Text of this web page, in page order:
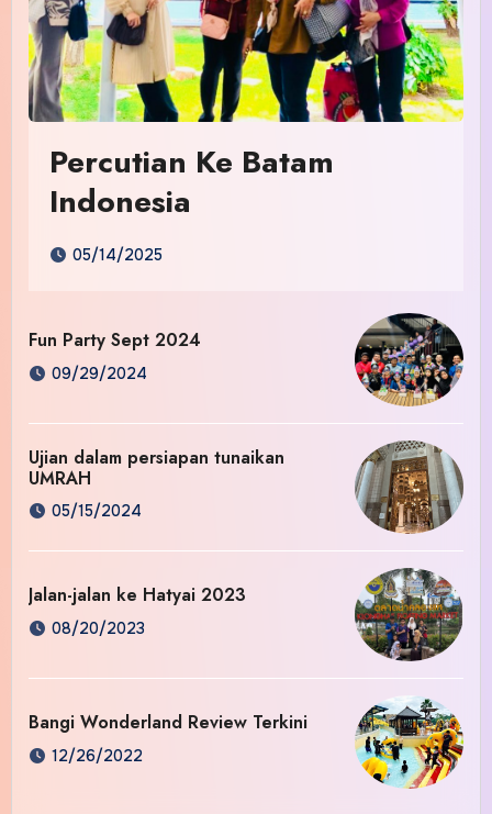
Percutian Ke Batam
Indonesia
05/14/2025
Fun Party Sept 2024
09/29/2024
Ujian dalam persiapan tunaikan
UMRAH
05/15/2024
Jalan-jalan ke Hatyai 2023
08/20/2023
Bangi Wonderland Review Terkini
12/26/2022